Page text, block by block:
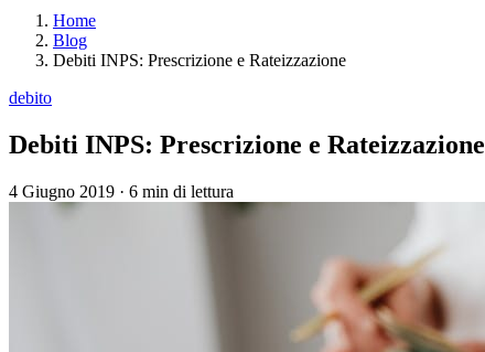
Home
Blog
Debiti INPS: Prescrizione e Rateizzazione
debito
Debiti INPS: Prescrizione e Rateizzazione
4 Giugno 2019 · 6 min di lettura